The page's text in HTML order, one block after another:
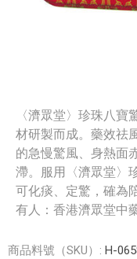
〈濟眾堂〉珍珠八
材研製而成。藥效祛
的急慢驚風、身熱面
滯。服用〈濟眾堂〉
可化痰、定驚，確為
有人：香港濟眾堂中
商品料號（SKU）: H-